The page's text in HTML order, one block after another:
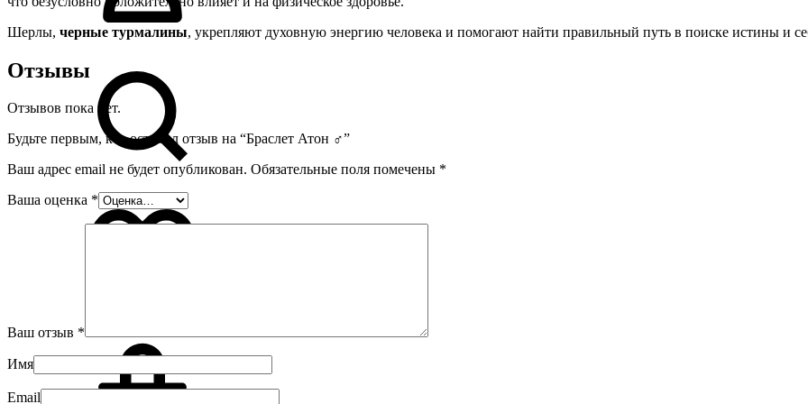
Шерлы, черные турмалины, укрепляют духовную энергию человека и помогают найти правильный путь в поиске истины и
Отзывы
Отзывов пока нет.
Будьте первым, кто оставил отзыв на “Браслет Атон ♂”
Ваш адрес email не будет опубликован. Обязательные поля помечены *
Ваша оценка *
Ваш отзыв *
Имя
Email